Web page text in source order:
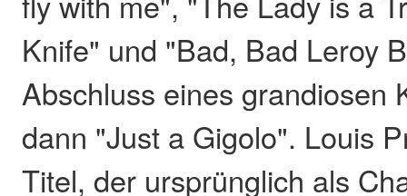
Knife" und "Bad, Bad Leroy
Abschluss eines grandiosen
dann "Just a Gigolo". Louis
Titel, der ursprünglich als